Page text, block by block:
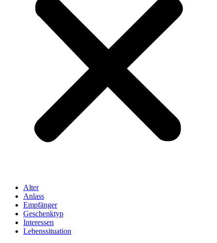
Alter
Anlass
Empfänger
Geschenktyp
Interessen
Lebenssituation